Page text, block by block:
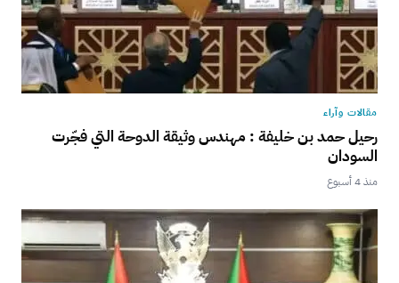
مقالات وآراء
رحيل حمد بن خليفة : مهندس وثيقة الدوحة التي فجّرت
السودان
منذ 4 أسبوع